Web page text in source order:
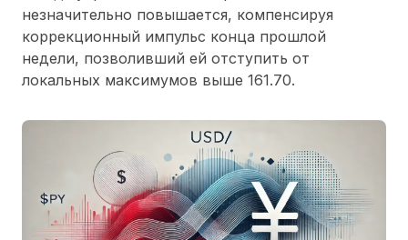
незначительно повышается, компенсируя
коррекционный импульс конца прошлой
недели, позволивший ей отступить от
локальных максимумов выше 161.70.